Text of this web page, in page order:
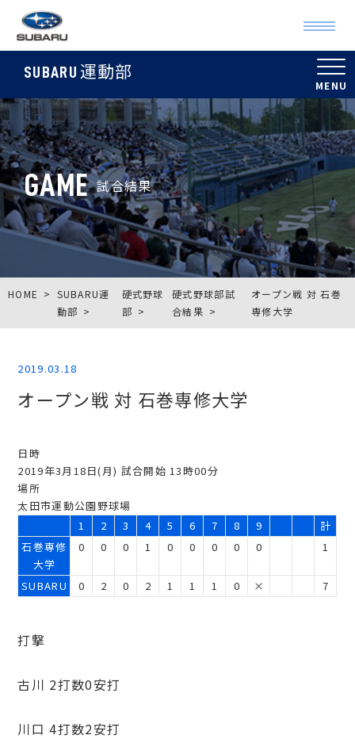
SUBARU 運動部
GAME 試合結果
HOME
SUBARU運
動部
硬式野球
部
硬式野球部試
合結果
オープン戦 対 石巻
専修大学
2019.03.18
オープン戦 対 石巻専修大学
日時
2019年3月18日(月) 試合開始 13時00分
場所
太田市運動公園野球場
1
2 3 4 5 6 7 8 9
計
石巻専修
大学
0 0 0 1 0 0 0 0 0 1
SUBARU 0 2 0 2 1 1 1 0 × 7
打撃
古川 2打数0安打
川口 4打数2安打